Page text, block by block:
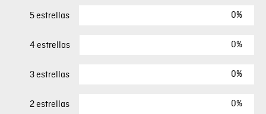
5 estrellas 0%
4 estrellas 0%
3 estrellas 0%
2 estrellas 0%